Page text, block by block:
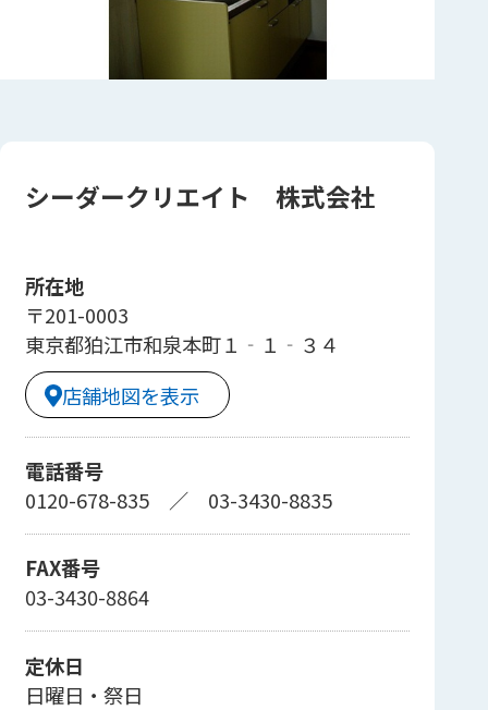
シーダークリエイト 株式会社
所在地
〒201-0003
東京都狛江市和泉本町１‐１‐３４
店舗地図を表示
電話番号
0120-678-835／ 03-3430-8835
FAX番号
03-3430-8864
定休日
日曜日・祭日